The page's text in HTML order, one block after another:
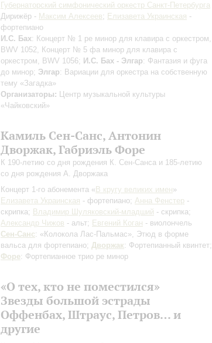
Губернаторский симфонический оркестр Санкт-Петербурга
Дирижёр - Максим Алексеев; Елизавета Украинская -
фортепиано
И.С. Бах: Концерт № 1 ре минор для клавира с оркестром,
BWV 1052, Концерт № 5 фа минор для клавира с
оркестром, BWV 1056; И.С. Бах - Элгар: Фантазия и фуга
до минор; Элгар: Вариации для оркестра на собственную
тему «Загадка»
Организаторы: Центр музыкальной культуры
«Чайковский»
Камиль Сен-Санс, Антонин
Дворжак, Габриэль Форе
К 190-летию со дня рождения К. Сен-Санса и 185-летию
со дня рождения А. Дворжака
Концерт 1-го абонемента « В кругу великих имен»
Елизавета Украинская - фортепиано; Анна Фенстер -
скрипка; Владимир Шуляковский-младший - скрипка;
Александр Чижов - альт; Евгений Коган - виолончель
Сен-Санс: «Колокола Лас-Пальмас», Этюд в форме
вальса для фортепиано; Дворжак: Фортепианный квинтет;
Форе: Фортепианное трио ре минор
«О тех, кто не поместился»
Звезды большой эстрады
Оффенбах, Штраус, Петров… и
другие